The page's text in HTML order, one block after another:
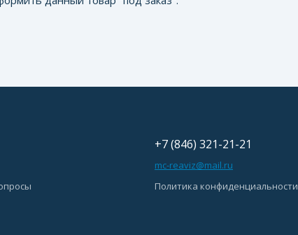
+7 (846) 321-21-21
mc-reaviz@mail.ru
Политика конфиденциальности